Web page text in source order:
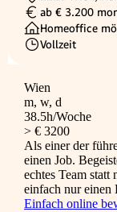
Ortschaft
Gehalt
ab € 3.200
Homeoffice
Beschäftigungsart
Vollzeit
Wien
m, w, d
38.5h/Woche
> € 3200
Als einer der
einen Job.
echtes Team
einfach nur einen
Einfach online